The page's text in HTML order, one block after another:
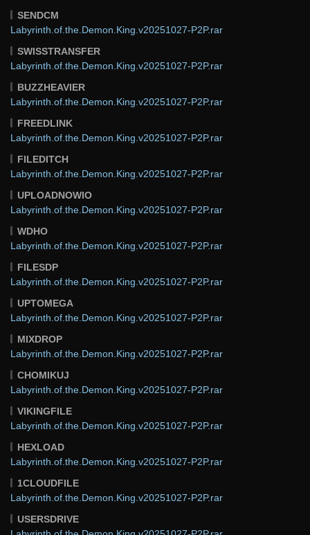
SENDCM
Labyrinth.of.the.Demon.King.v20251027-P2P.rar
SWISSTRANSFER
Labyrinth.of.the.Demon.King.v20251027-P2P.rar
BUZZHEAVIER
Labyrinth.of.the.Demon.King.v20251027-P2P.rar
FREEDLINK
Labyrinth.of.the.Demon.King.v20251027-P2P.rar
FILEDITCH
Labyrinth.of.the.Demon.King.v20251027-P2P.rar
UPLOADNOWIO
Labyrinth.of.the.Demon.King.v20251027-P2P.rar
WDHO
Labyrinth.of.the.Demon.King.v20251027-P2P.rar
FILESDP
Labyrinth.of.the.Demon.King.v20251027-P2P.rar
UPTOMEGA
Labyrinth.of.the.Demon.King.v20251027-P2P.rar
MIXDROP
Labyrinth.of.the.Demon.King.v20251027-P2P.rar
CHOMIKUJ
Labyrinth.of.the.Demon.King.v20251027-P2P.rar
VIKINGFILE
Labyrinth.of.the.Demon.King.v20251027-P2P.rar
HEXLOAD
Labyrinth.of.the.Demon.King.v20251027-P2P.rar
1CLOUDFILE
Labyrinth.of.the.Demon.King.v20251027-P2P.rar
USERSDRIVE